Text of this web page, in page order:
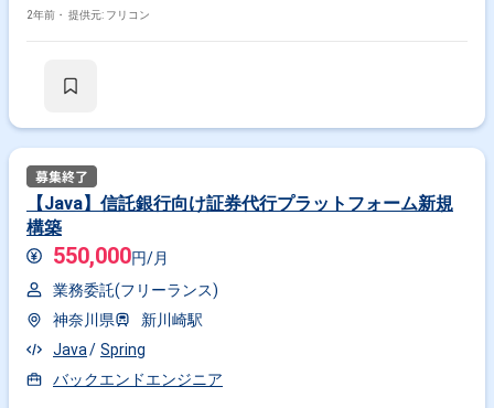
2年前・ 提供元: フリコン
【Java】信託銀行向け証券代行プラットフォーム新規
構築
550,000円/月
業務委託(フリーランス)
神奈川県
新川崎駅
Java
Spring
バックエンドエンジニア